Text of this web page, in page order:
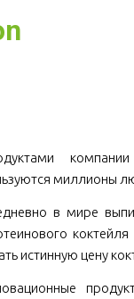
миллионы
в мире
истинную цену